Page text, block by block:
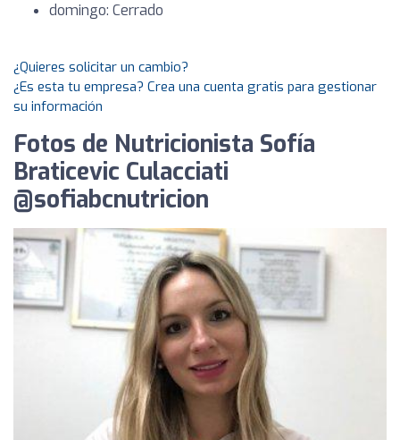
domingo: Cerrado
¿Quieres solicitar un cambio?
¿Es esta tu empresa? Crea una cuenta gratis para gestionar
su información
Fotos de Nutricionista Sofía
Braticevic Culacciati
@sofiabcnutricion